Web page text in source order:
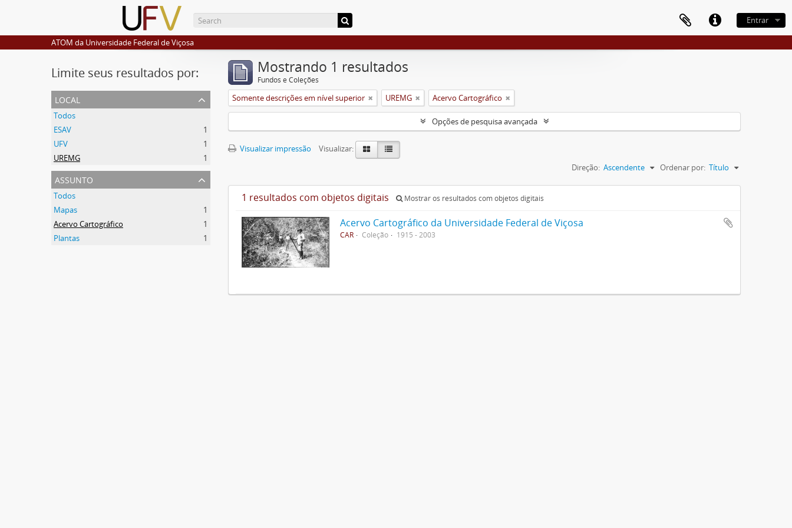
Entrar
ATOM da Universidade Federal de Viçosa
Limite seus resultados por:
local
Todos
ESAV
1
UFV
1
UREMG
1
assunto
Todos
Mapas
1
Acervo Cartográfico
1
Plantas
1
Mostrando 1 resultados
Fundos e Coleções
Somente descrições em nível superior UREMG Acervo Cartográfico
Opções de pesquisa avançada
Visualizar impressão
Visualizar:
Ordenar por: Título
Direção: Ascendente
1 resultados com objetos digitais Mostrar os resultados com objetos digitais
Acervo Cartográfico da Universidade Federal de Viçosa
CAR Coleção 1915 - 2003